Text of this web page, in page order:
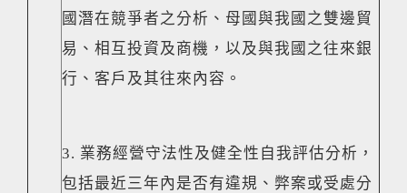
國潛在競爭者之分析、母國與我國之雙邊貿
易、相互投資及商機，以及與我國之往來銀
行、客戶及其往來內容。
3. 業務經營守法性及健全性自我評估分析，
包括最近三年內是否有違規、弊案或受處分